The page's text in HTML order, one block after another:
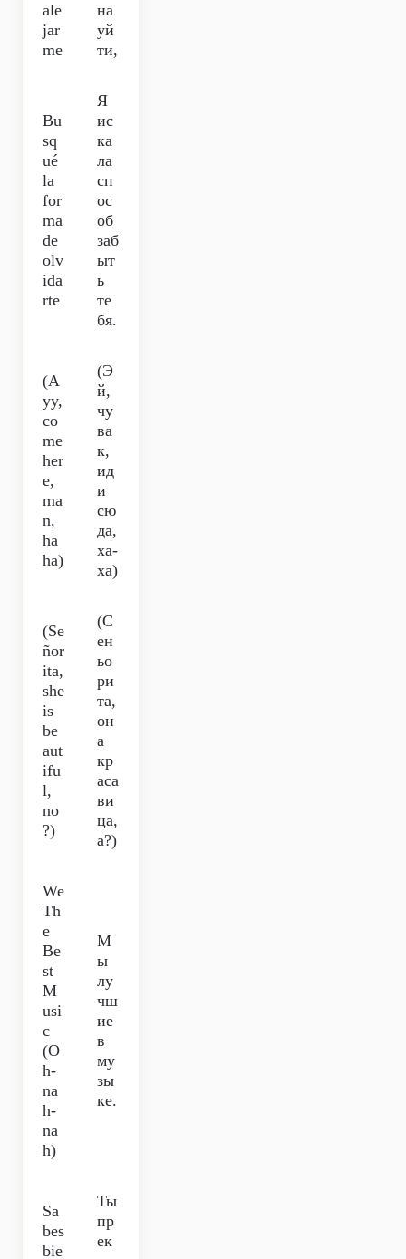
ale
jar
me
на
уй
ти,
Bu
sq
ué
la
for
ma
de
olv
ida
rte
Я
ис
ка
ла
сп
ос
об
заб
ыт
ь
те
бя.
(A
yy,
co
me
her
e,
ma
n,
ha
ha)
(Э
й,
чу
ва
к,
ид
и
сю
да,
ха-
ха)
(Se
ñor
ita,
she
is
be
aut
ifu
l,
no
?)
(С
ен
ьо
ри
та,
он
а
кр
аса
ви
ца,
а?)
We
Th
e
Be
st
M
usi
c
(O
h-
na
h-
na
h)
М
ы
лу
чш
ие
в
му
зы
ке.
Sa
bes
bie
Ты
пр
ек